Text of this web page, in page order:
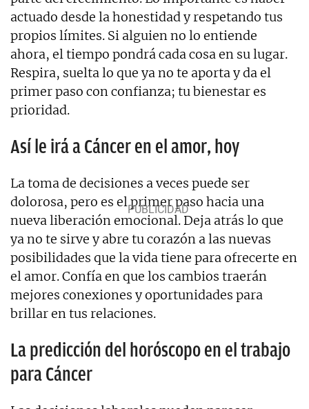
actuado desde la honestidad y respetando tus
propios límites. Si alguien no lo entiende
ahora, el tiempo pondrá cada cosa en su lugar.
Respira, suelta lo que ya no te aporta y da el
primer paso con confianza; tu bienestar es
prioridad.
Así le irá a Cáncer en el amor, hoy
La toma de decisiones a veces puede ser
dolorosa, pero es el primer paso hacia una
nueva liberación emocional. Deja atrás lo que
ya no te sirve y abre tu corazón a las nuevas
posibilidades que la vida tiene para ofrecerte en
el amor. Confía en que los cambios traerán
mejores conexiones y oportunidades para
brillar en tus relaciones.
La predicción del horóscopo en el trabajo
para Cáncer